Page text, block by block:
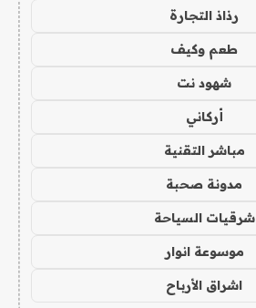
رذاذ التجارة
طعم وكيف
شهود نت
أركاني
مباشر التقنية
مدونة صحبة
شرقيات السياحة
موسوعة انوار
اشراق الأرباح